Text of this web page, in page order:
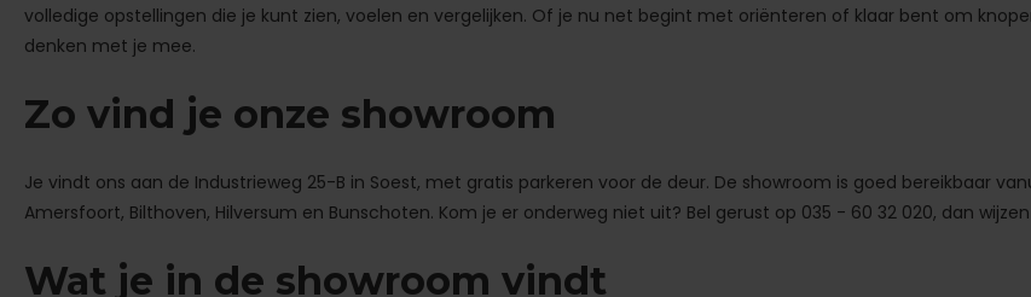
volledige opstellingen die je kunt zien, voelen en vergelijken. Of je nu net begint met oriënteren of klaar bent om
denken met je mee.
Zo vind je onze showroom
Je vindt ons aan de Industrieweg 25-B in Soest, met gratis parkeren voor de deur. De showroom is goed bereikbaar
Amersfoort, Bilthoven, Hilversum en Bunschoten. Kom je er onderweg niet uit? Bel gerust op 035 - 60 32 020, dan
Wat je in de showroom vindt